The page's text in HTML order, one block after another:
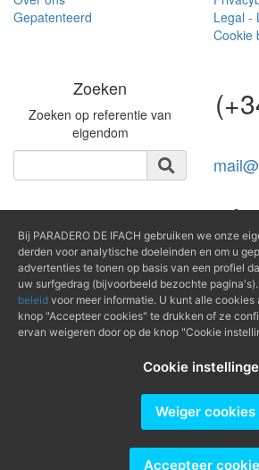
Gepatenteerd
Legal -
Cookie
Zoeken
Zoeken op referentie van
eigendom
Producido por
Bij PARADERO DE IFACH gebruiken we onze
derden voor analytische doeleinden en om u
advertenties te tonen op basis van een profiel
uw surfgedrag (bijvoorbeeld bezochte
beleid voor meer informatie. U kunt alle cookies
knop "Accepteer cookies" te drukken of ze
ervan weigeren door op de knop "Cookie
Cookie
Weiger cookies
Accepteer